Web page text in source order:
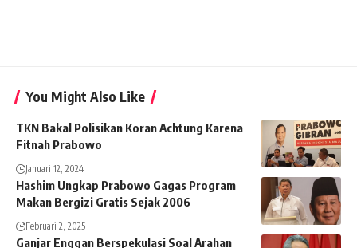
You Might Also Like
TKN Bakal Polisikan Koran Achtung Karena
Fitnah Prabowo
Januari 12, 2024
Hashim Ungkap Prabowo Gagas Program
Makan Bergizi Gratis Sejak 2006
Februari 2, 2025
Ganjar Enggan Berspekulasi Soal Arahan